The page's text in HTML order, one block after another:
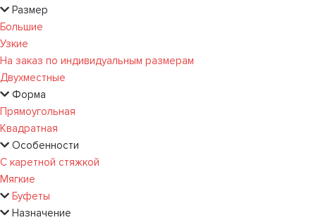
Размер
Большие
Узкие
На заказ по индивидуальным размерам
Двухместные
Форма
Прямоугольная
Квадратная
Особенности
С каретной стяжкой
Мягкие
Буфеты
Назначение